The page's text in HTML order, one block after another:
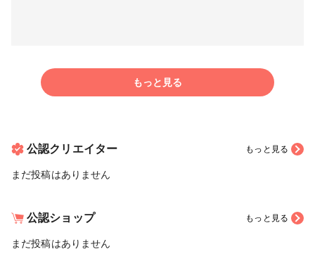
もっと見る
公認クリエイター もっと見る
まだ投稿はありません
公認ショップ もっと見る
まだ投稿はありません